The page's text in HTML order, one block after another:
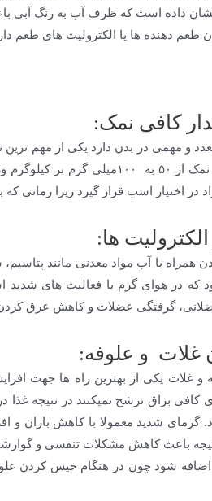
داده است که ظرف آب به رنگ آبی
طعم دهنده ها یا الکترولیت های
کافی نمک:
و مهمی در بدن دارد یکی از مهم
در اختیار اسب قرار گیرد زیرا زمانی
الکترولیت ها:
همراه با آب مواد معدنی مانند
در هوای گرم یا فعالیت های شدید
گرفتگی عضلات و کاهش عرق کردن
و علوفه:
و غلات یکی از بهترین راه ها جهت
ی کافی بزاق ترشح نمیکنند در
گرمای شدید معمولا با کاهش باران و
باعث کاهش مشکلات تنفسی و